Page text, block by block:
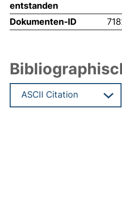
entstanden
Dokumenten-ID